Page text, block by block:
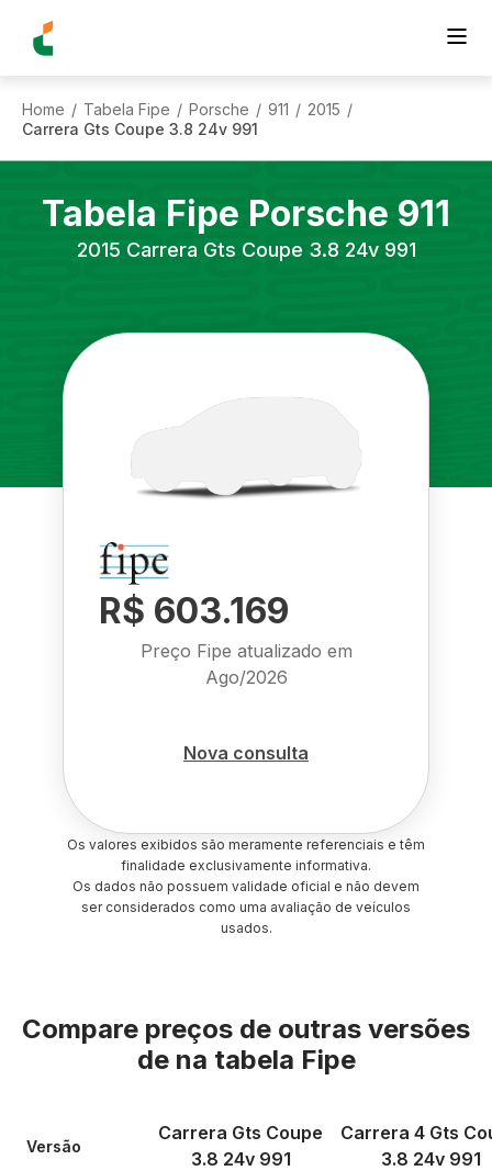
Home / Tabela Fipe / Porsche / 911 / 2015 /
Carrera Gts Coupe 3.8 24v 991
Tabela Fipe Porsche 911
2015 Carrera Gts Coupe 3.8 24v 991
R$ 603.169
Preço Fipe atualizado em
Ago/2026
Nova consulta
Os valores exibidos são meramente referenciais e têm
finalidade exclusivamente informativa.
Os dados não possuem validade oficial e não devem
ser considerados como uma avaliação de veículos
usados.
Compare preços de outras versões
de na tabela Fipe
Versão
Carrera Gts Coupe
3.8 24v 991
Carrera 4 Gts
3.8 24v 991